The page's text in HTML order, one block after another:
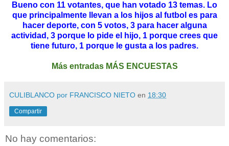
Bueno con 11 votantes, que han votado 13 temas. Lo
que principalmente llevan a los hijos al futbol es para
hacer deporte, con 5 votos, 3 para hacer alguna
actividad, 3 porque lo pide el hijo, 1 porque crees que
tiene futuro, 1 porque le gusta a los padres.
Más entradas MÁS ENCUESTAS
CULIBLANCO por FRANCISCO NIETO en 18:30
Compartir
No hay comentarios: